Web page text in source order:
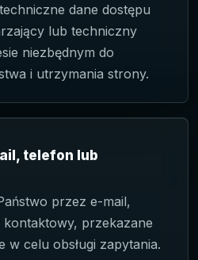
dane dostępu
lub techniczny
niezbędnym do
i utrzymania strony.
telefon lub
przez e-mail,
przekazane
w celu obsługi zapytania.